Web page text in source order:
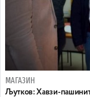
МАГАЗИН
Љутков: Хавзи-